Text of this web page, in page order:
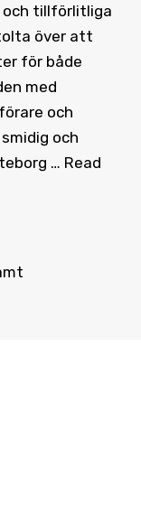
och tillförlitliga
över att
för både
med
och
och
… Read